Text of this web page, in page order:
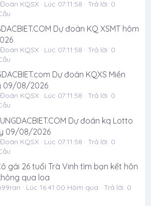
KQSX Lúc 07:11:58
Trả lời: 0
Dự đoán KQ XSMT hôm
KQSX Lúc 07:11:58
Trả lời: 0
Dự đoán KQXS Miền
09/08/2026
KQSX Lúc 07:11:58
Trả lời: 0
Dự đoán kq Lotto
09/08/2026
KQSX Lúc 07:11:58
Trả lời: 0
gái 26 tuổi Trà Vinh tìm bạn kết hôn
qua loa
Lúc 16:41:00 Hôm qua
Trả lời: 0